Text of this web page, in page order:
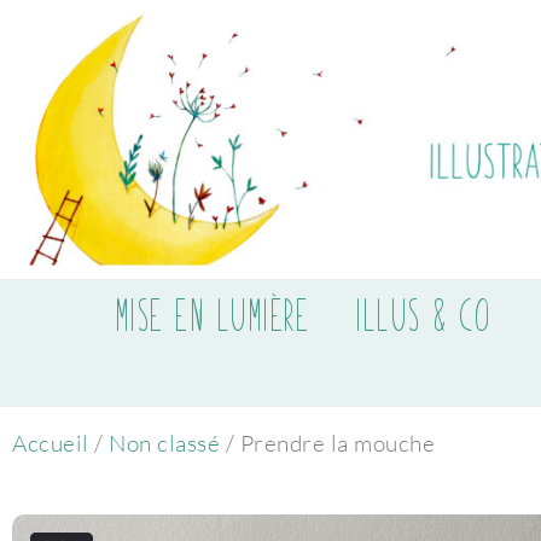
MISE EN LUMIÈRE ILLUS & CO
Accueil / Non classé / Prendre la mouche